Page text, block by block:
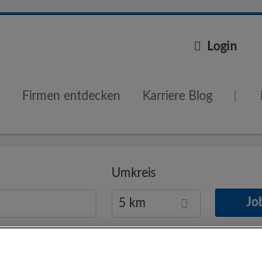
Login
Firmen entdecken Karriere Blog
Umkreis
5 km